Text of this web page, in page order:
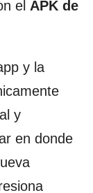
el APK de
y la
y
en donde